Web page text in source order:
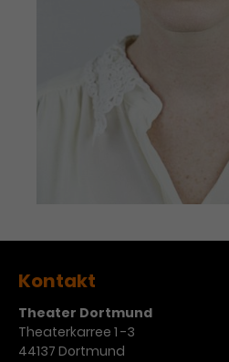
Kontakt
Theater Dortmund
Theaterkarree 1 -3
44137 Dortmund